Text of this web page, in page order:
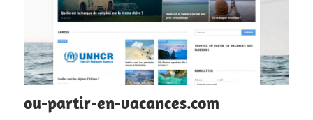
ou-partir-en-vacances.com